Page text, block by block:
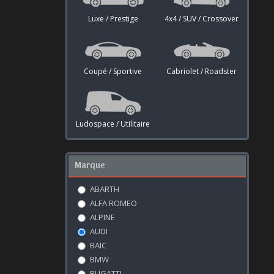
Luxe / Prestige 4x4 / SUV / Crossover
Coupé / Sportive Cabriolet / Roadster
Ludospace / Utilitaire
Marque
ABARTH
ALFA ROMEO
ALPINE
AUDI
BAIC
BMW